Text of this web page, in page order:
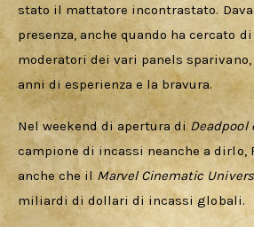
stato il mattatore incontrastato.
presenza, anche quando ha cercato
moderatori dei vari panels
anni di esperienza e la bravura.
Nel weekend di apertura di Deadpool
campione di incassi neanche a dirlo,
anche che il Marvel Cinematic
miliardi di dollari di incassi globali.